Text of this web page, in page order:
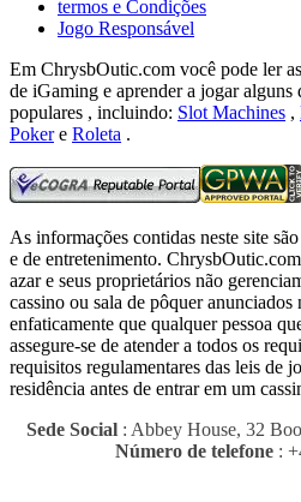
termos e Condições
Jogo Responsável
Em ChrysbOutic.com você pode ler
de iGaming e aprender a jogar alguns
populares , incluindo: Slot Machines ,
Pokere Roleta .
As informações contidas neste site
e de entretenimento.
azar e seus proprietários não
cassino ou sala de pôquer anunciados
enfaticamente que qualquer pessoa
assegure-se de atender a todos os
requisitos regulamentares das leis de
residência antes de entrar em um
Sede Social: Abbey House, 32
Número de telefone: